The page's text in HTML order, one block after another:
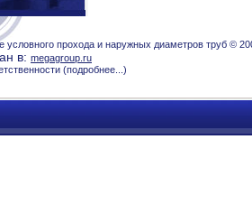
условного прохода и наружных диаметров труб ©
в: megagroup.ru
(подробнее... )